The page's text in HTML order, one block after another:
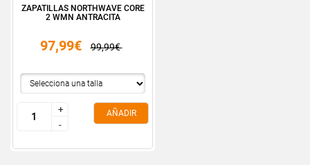
ZAPATILLAS NORTHWAVE CORE
2 WMN ANTRACITA
97,99€ 99,99€
+
-
+
-
AÑADIR